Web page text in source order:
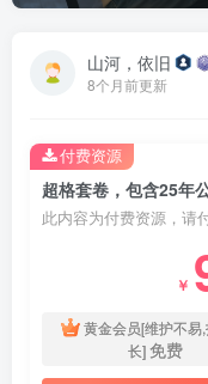
山河，依旧
8个月前更新
此内容为付费资源，请
￥
黄金会员[维护不易
长] 免费
付费资源